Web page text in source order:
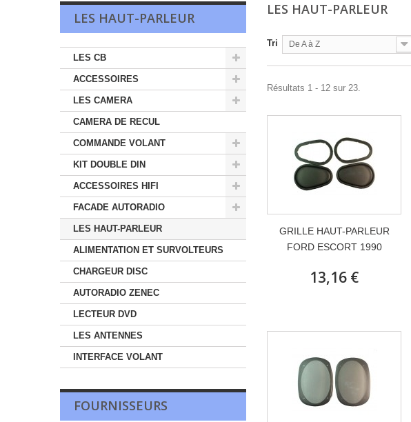
LES HAUT-PARLEUR
LES CB
ACCESSOIRES
LES CAMERA
CAMERA DE RECUL
COMMANDE VOLANT
KIT DOUBLE DIN
ACCESSOIRES HIFI
FACADE AUTORADIO
LES HAUT-PARLEUR
ALIMENTATION ET SURVOLTEURS
CHARGEUR DISC
AUTORADIO ZENEC
LECTEUR DVD
LES ANTENNES
INTERFACE VOLANT
FOURNISSEURS
LES HAUT-PARLEUR
Tri De A à Z
Résultats 1 - 12 sur 23.
GRILLE HAUT-PARLEUR
FORD ESCORT 1990
13,16 €